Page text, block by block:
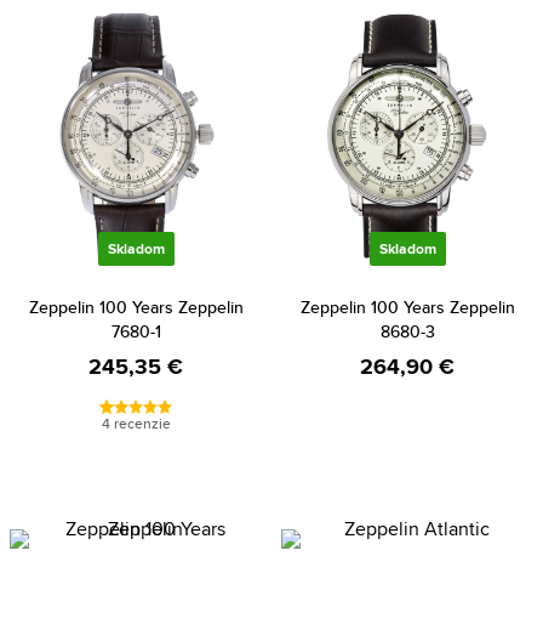
Skladom
Zeppelin 100 Years Zeppelin
7680-1
245,35 €
4 recenzie
Skladom
Zeppelin 100 Years Zeppelin
8680-3
264,90 €